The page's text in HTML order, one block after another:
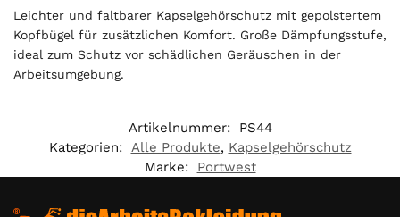
€
Leichter und faltbarer Kapselgehörschutz mit gepolstertem
Kopfbügel für zusätzlichen Komfort. Große Dämpfungsstufe,
ideal zum Schutz vor schädlichen Geräuschen in der
Arbeitsumgebung.
Artikelnummer:
PS44
Kategorien: Alle Produkte, Kapselgehörschutz
Marke:
Portwest